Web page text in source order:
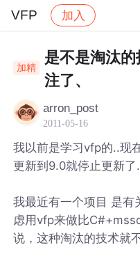
VFP 加入
VFP 帖子详
加精
是不是淘汰
注了、
arron_post
2011-05-16
我以前是学习vfp的..现
更新到9.0就停止更新
我最近有一个项目 是有
虑用vfp来做比
说，这种淘汰的技术就